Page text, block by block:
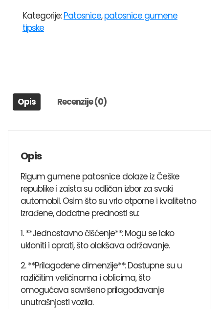
5.100 рсд.
AUDI
A5
Kategorije:Patosnice,patosnice gumene
tipske
Opis Recenzije (0)
Opis
Rigum gumene patosnice dolaze iz Češke
republike i zaista su odličan izbor za svaki
automobil. Osim što su vrlo otporne i kvalitetno
izrađene, dodatne prednosti su:
1. **Jednostavno čišćenje**: Mogu se lako
ukloniti i oprati, što olakšava održavanje.
2. **Prilagođene dimenzije**: Dostupne su u
različitim veličinama i oblicima, što
omogućava savršeno prilagođavanje
unutrašnjosti vozila.